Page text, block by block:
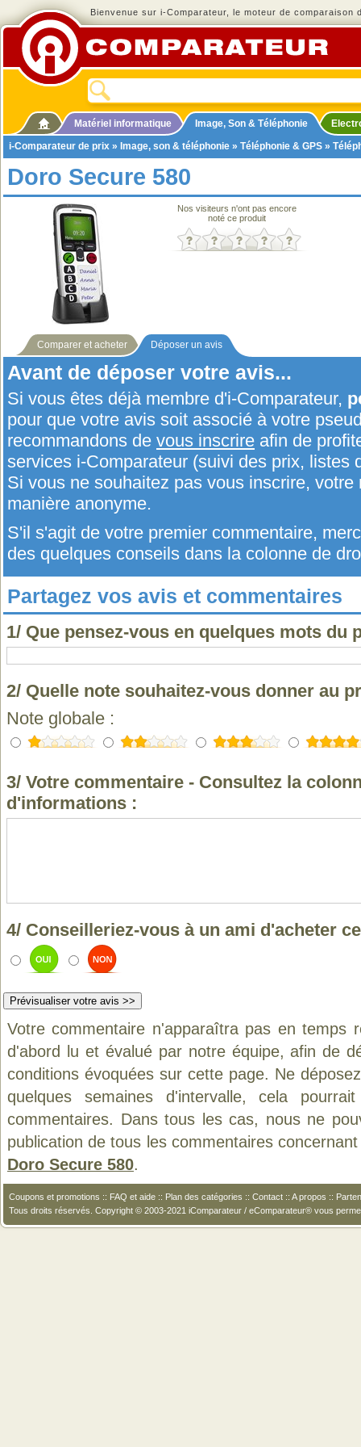
Bienvenue sur i-Comparateur, le moteur de comparaison
Matériel informatique Image, Son & Téléphonie
i-Comparateur de prix » Image, son & téléphonie » Téléphonie & GPS »
Doro Secure 580
Nos visiteurs n'ont pas encore
noté ce produit
Comparer et acheter Déposer un avis
Avant de déposer votre avis...
Si vous êtes déjà membre d'i-Comparateur,
pour que votre avis soit associé à votre
recommandons de vous inscrire afin de
services i-Comparateur (suivi des prix, listes
Si vous ne souhaitez pas vous inscrire,
manière anonyme.
S'il s'agit de votre premier commentaire,
des quelques conseils dans la colonne de
Partagez vos avis et commentaires
1/ Que pensez-vous en quelques mots du
2/ Quelle note souhaitez-vous donner au
Note globale :
3/ Votre commentaire - Consultez la
d'informations :
4/ Conseilleriez-vous à un ami d'acheter
Votre commentaire n'apparaîtra pas en temps
d'abord lu et évalué par notre équipe, afin de
conditions évoquées sur cette page. Ne
quelques semaines d'intervalle, cela
commentaires. Dans tous les cas, nous ne
publication de tous les commentaires
Doro Secure 580.
Coupons et promotions :: FAQ et aide :: Plan des catégories :: Contact :: A propos ::
Tous droits réservés. Copyright © 2003-2021 iComparateur / eComparateur® vous